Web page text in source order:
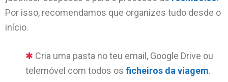
Por isso, recomendamos que organizes tudo desde o
início.
Cria uma pasta no teu email, Google Drive ou
telemóvel com todos os ficheiros da viagem.